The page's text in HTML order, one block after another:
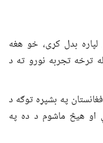
بدل کړی، خو هغه
ترخه تجربه نورو ته د
په بشپړه توګه د
هیڅ ماشوم د ده په